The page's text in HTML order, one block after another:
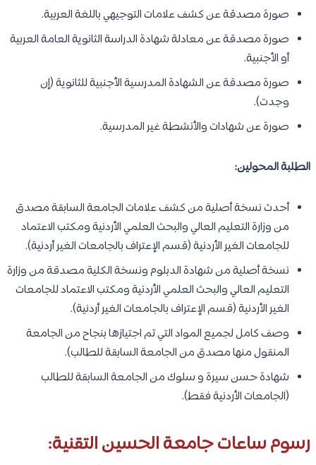
صورة مصدقة عن كشف علامات التوجيهي باللغة العربية.
صورة مصدقة عن معادلة شهادة الدراسة الثانوية العامة العربية
أو الأجنبية.
صورة مصدقة عن الشهادة المدرسية الأجنبية للثانوية (إن
وجدت).
صورة عن شهادات والأنشطة غير المدرسية.
الطلبة المحولين:
أحدث نسخة أصلية من كشف علامات الجامعة السابقة مصدق
من وزارة التعليم العالي والبحث العلمي الأردنية ومكتب الاعتماد
للجامعات الغير الأردنية (قسم الإعتراف بالجامعات الغير أردنية).
نسخة أصلية من شهادة الدبلوم ونسخة الكلية مصدقة من وزارة
التعليم العالي والبحث العلمي الأردنية ومكتب الاعتماد للجامعات
الغير الأردنية (قسم الإعتراف بالجامعات الغير أردنية).
وصف كامل لجميع المواد التي تم اجتيازها بنجاح من الجامعة
المنقول منها مصدق من الجامعة السابقة للطالب).
شهادة حسن سيرة و سلوك من الجامعة السابقة للطالب
(الجامعات الأردنية فقط).
رسوم ساعات جامعة الحسين التقنية: